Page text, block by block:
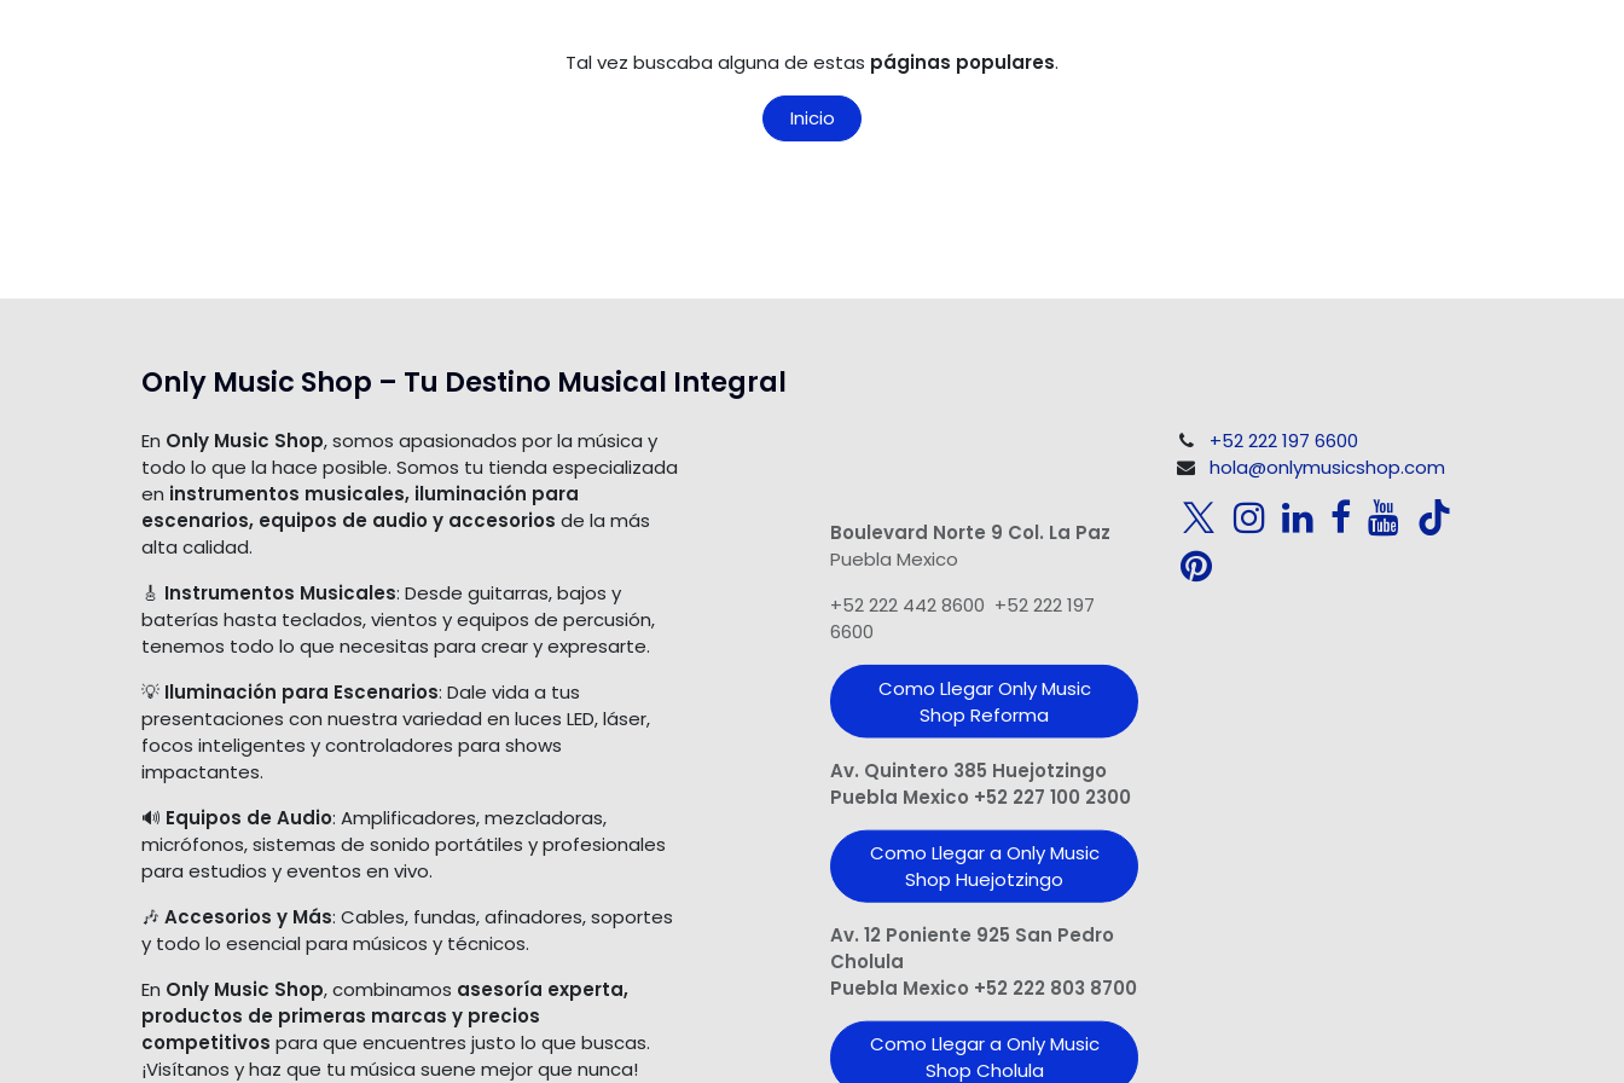
Tal vez buscaba alguna de estas páginas populares.
Inicio
Only Music Shop – Tu Destino Musical Integral
En Only Music Shop, somos apasionados por la música y
todo lo que la hace posible. Somos tu tienda especializada
en instrumentos musicales, iluminación para
escenarios, equipos de audio y accesorios de la más
alta calidad.
🎸 Instrumentos Musicales: Desde guitarras, bajos y
baterías hasta teclados, vientos y equipos de percusión,
tenemos todo lo que necesitas para crear y expresarte.
💡 Iluminación para Escenarios: Dale vida a tus
presentaciones con nuestra variedad en luces LED, láser,
focos inteligentes y controladores para shows
impactantes.
🔊 Equipos de Audio: Amplificadores, mezcladoras,
micrófonos, sistemas de sonido portátiles y profesionales
para estudios y eventos en vivo.
🎶 Accesorios y Más: Cables, fundas, afinadores, soportes
y todo lo esencial para músicos y técnicos.
En Only Music Shop, combinamos asesoría experta,
productos de primeras marcas y precios
competitivos para que encuentres justo lo que buscas.
¡Visítanos y haz que tu música suene mejor que nunca!
Boulevard Norte 9 Col. La Paz
Puebla Mexico
+52 222 442 8600 +52 222 197
6600
Como Llegar Only Music
Shop​ Reforma
Av. Quintero 385 Huejotzingo
Puebla Mexico +52 227 100 2300
Como Llegar a Only Music
Shop Huejotzingo
Av. 12 Poniente 925 San Pedro
Cholula
Puebla Mexico +52 222 803 8700
Como Llegar a Only Music
Shop Cholula
+52 222 197 6600
hola@onlymusicshop.com